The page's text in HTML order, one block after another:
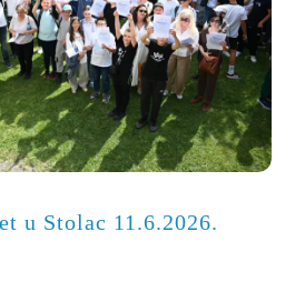
u Stolac 11.6.2026.